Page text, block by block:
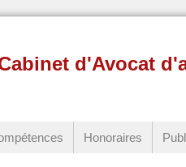
d'Avocat
Honoraires